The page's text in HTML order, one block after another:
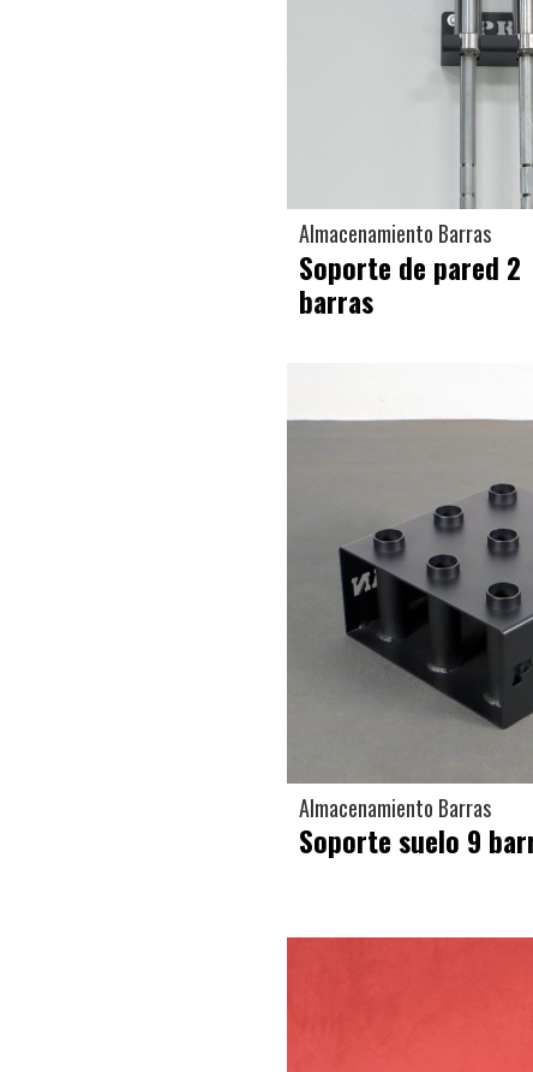
Almacenamiento Barras
Soporte de pared 2
barras
Almacenamiento Barras
Soporte suelo 9